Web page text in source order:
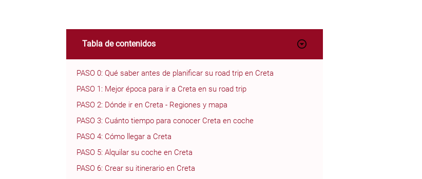
Tabla de contenidos
PASO 0: Qué saber antes de planificar su road trip en Creta
PASO 1: Mejor época para ir a Creta en su road trip
PASO 2: Dónde ir en Creta - Regiones y mapa
PASO 3: Cuánto tiempo para conocer Creta en coche
PASO 4: Cómo llegar a Creta
PASO 5: Alquilar su coche en Creta
PASO 6: Crear su itinerario en Creta